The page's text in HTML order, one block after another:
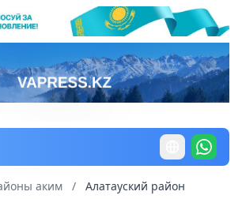
аким / Алатауский район